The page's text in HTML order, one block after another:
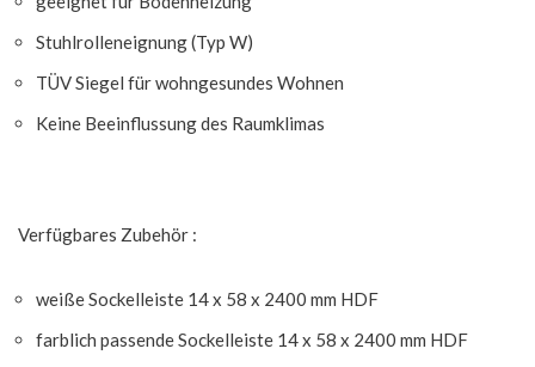
Stuhlrolleneignung (Typ W)
TÜV Siegel für wohngesundes Wohnen
Keine Beeinflussung des Raumklimas
Verfügbares Zubehör :
weiße Sockelleiste 14 x 58 x 2400 mm HDF
farblich passende Sockelleiste 14 x 58 x 2400 mm HDF